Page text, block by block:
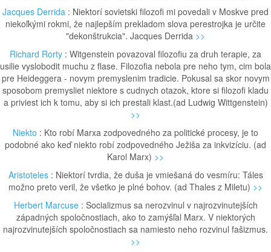
Jacques Derrida : Niektorí sovietski filozofi mi povedali v Moskve pred
niekoľkými rokmi, že najlepším prekladom slova perestrojka je určite
"dekonštrukcia". Jacques Derrida >>
Richard Rorty : Witgenstein povazoval filozofiu za druh terapie, za
usilie vyslobodit muchu z flase. Filozofia nebola pre neho tym, cim bola
pre Heideggera - novym premyslenim tradicie. Pokusal sa skor novym
sposobom premysliet niektore s cudnych otazok, ktore si filozofi kladu
a priviest ich k tomu, aby si ich prestali klast.(ad Ludwig Wittgenstein)
>>
Niekto : Kto robí Marxa zodpovedného za politické procesy, je to
podobné ako keď niekto robí zodpovedného Ježiša za inkvizíciu. (ad
Karol Marx) >>
Aristoteles: Niektorí tvrdia, že duša je vmiešaná do vesmíru: Táles
možno preto veril, že všetko je plné bohov. (ad Thales z Miletu) >>
Herbert Marcuse: Socializmus sa nerozvinul v najrozvinutejších
západných spoločnostiach, ako to zamýšľal Marx. V niektorých
najrozvinutejších spoločnostiach sa namiesto neho rozvinul fašizmus.
>>